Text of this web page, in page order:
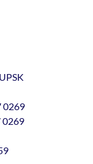
0269
0269